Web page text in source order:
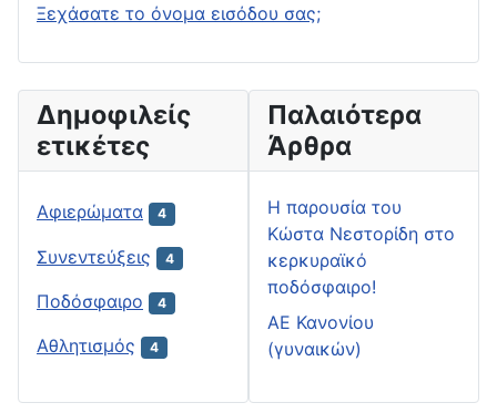
Ξεχάσατε το όνομα εισόδου σας;
Δημοφιλείς
ετικέτες
Αφιερώματα 4
Συνεντεύξεις 4
Ποδόσφαιρο 4
Αθλητισμός 4
Παλαιότερα
Άρθρα
H παρουσία του
Κώστα Νεστορίδη στο
κερκυραϊκό
ποδόσφαιρο!
ΑΕ Κανονίου
(γυναικών)